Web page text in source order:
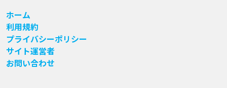
ホーム
利用規約
プライバシーポリシー
サイト運営者
お問い合わせ